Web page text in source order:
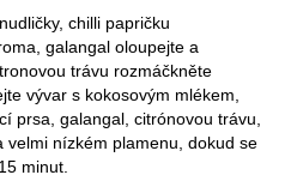
chilli papričku
galangal oloupejte a
trávu rozmáčkněte
vývar s kokosovým mlékem,
prsa, galangal, citrónovou trávu,
velmi nízkém plamenu, dokud se
minut.